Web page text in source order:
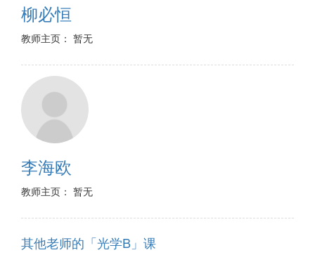
柳必恒
教师主页： 暂无
李海欧
教师主页： 暂无
其他老师的「光学B」课